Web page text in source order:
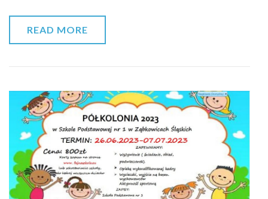
READ MORE